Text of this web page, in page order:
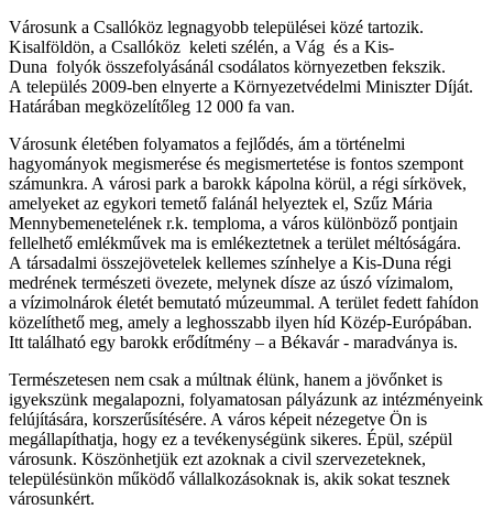
Városunk a Csallóköz legnagyobb települései közé tartozik.
Kisalföldön, a Csallóköz keleti szélén, a Vág és a Kis-
Duna folyók összefolyásánál csodálatos környezetben fekszik.
A település 2009-ben elnyerte a Környezetvédelmi Miniszter Díját.
Határában megközelítőleg 12 000 fa van.
Városunk életében folyamatos a fejlődés, ám a történelmi
hagyományok megismerése és megismertetése is fontos szempont
számunkra. A városi park a barokk kápolna körül, a régi sírkövek,
amelyeket az egykori temető falánál helyeztek el, Szűz Mária
Mennybemenetelének r.k. temploma, a város különböző pontjain
fellelhető emlékművek ma is emlékeztetnek a terület méltóságára.
A társadalmi összejövetelek kellemes színhelye a Kis-Duna régi
medrének természeti övezete, melynek dísze az úszó vízimalom,
a vízimolnárok életét bemutató múzeummal. A terület fedett fahídon
közelíthető meg, amely a leghosszabb ilyen híd Közép-Európában.
Itt található egy barokk erődítmény – a Békavár - maradványa is.
Természetesen nem csak a múltnak élünk, hanem a jövőnket is
igyekszünk megalapozni, folyamatosan pályázunk az intézményeink
felújítására, korszerűsítésére. A város képeit nézegetve Ön is
megállapíthatja, hogy ez a tevékenységünk sikeres. Épül, szépül
városunk. Köszönhetjük ezt azoknak a civil szervezeteknek,
településünkön működő vállalkozásoknak is, akik sokat tesznek
városunkért.